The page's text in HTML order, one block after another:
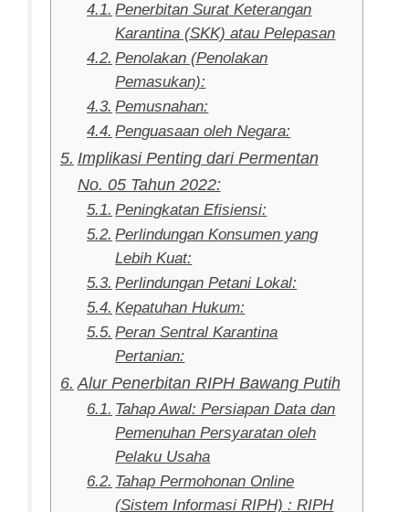
Penerbitan Surat Keterangan
Karantina (SKK) atau Pelepasan
Penolakan (Penolakan
Pemasukan):
Pemusnahan:
Penguasaan oleh Negara:
Implikasi Penting dari Permentan
No. 05 Tahun 2022:
Peningkatan Efisiensi:
Perlindungan Konsumen yang
Lebih Kuat:
Perlindungan Petani Lokal:
Kepatuhan Hukum:
Peran Sentral Karantina
Pertanian:
Alur Penerbitan RIPH Bawang Putih
Tahap Awal: Persiapan Data dan
Pemenuhan Persyaratan oleh
Pelaku Usaha
Tahap Permohonan Online
(Sistem Informasi RIPH) : RIPH